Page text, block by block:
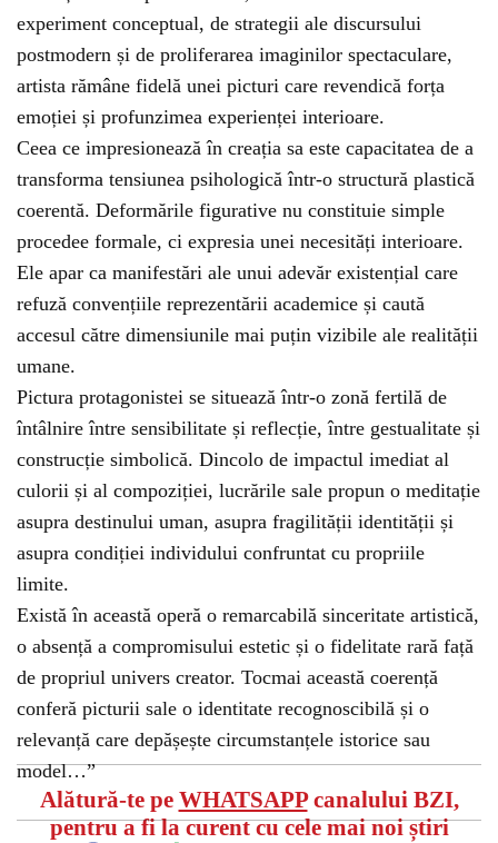
experiment conceptual, de strategii ale discursului
postmodern și de proliferarea imaginilor spectaculare,
artista rămâne fidelă unei picturi care revendică forța
emoției și profunzimea experienței interioare.
Ceea ce impresionează în creația sa este capacitatea de a
transforma tensiunea psihologică într-o structură plastică
coerentă. Deformările figurative nu constituie simple
procedee formale, ci expresia unei necesități interioare.
Ele apar ca manifestări ale unui adevăr existențial care
refuză convențiile reprezentării academice și caută
accesul către dimensiunile mai puțin vizibile ale realității
umane.
Pictura protagonistei se situează într-o zonă fertilă de
întâlnire între sensibilitate și reflecție, între gestualitate și
construcție simbolică. Dincolo de impactul imediat al
culorii și al compoziției, lucrările sale propun o meditație
asupra destinului uman, asupra fragilității identității și
asupra condiției individului confruntat cu propriile
limite.
Există în această operă o remarcabilă sinceritate artistică,
o absență a compromisului estetic și o fidelitate rară față
de propriul univers creator. Tocmai această coerență
conferă picturii sale o identitate recognoscibilă și o
relevanță care depășește circumstanțele istorice sau
model…”
Alătură-te pe WHATSAPPcanalului BZI,
pentru a fi la curent cu cele mai noi știri